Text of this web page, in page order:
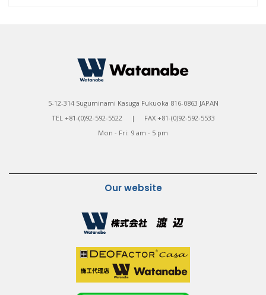
5-12-314 Suguminami Kasuga Fukuoka 816-0863 JAPAN
TEL +81-(0)92-592-5522 | FAX +81-(0)92-592-5533
Mon - Fri: 9 am - 5 pm
Our website